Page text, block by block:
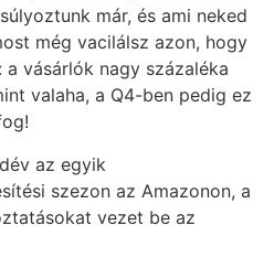
már, és ami neked
még vacilálsz azon, hogy
vásárlók nagy százaléka
valaha, a Q4-ben pedig ez
az egyik
szezon az Amazonon, a
vezet be az